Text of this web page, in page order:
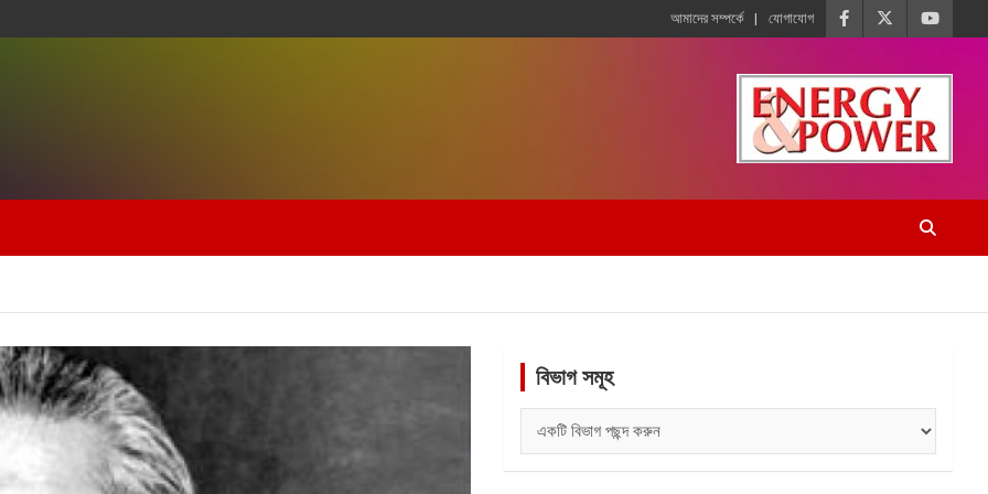
আমাদের সম্পর্কে যোগাযোগ
বিভাগ সমূহ
সমূহ